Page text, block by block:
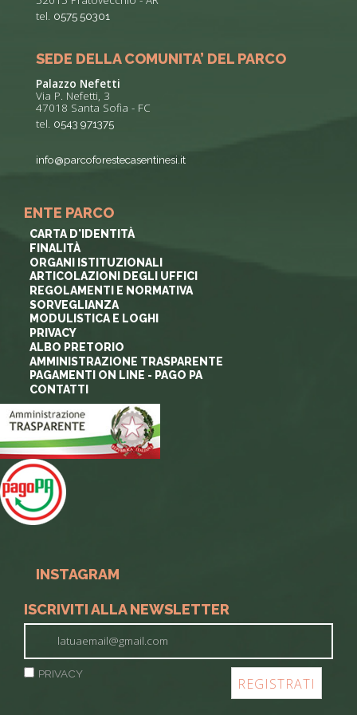
tel. 0575 50301
SEDE DELLA COMUNITA’ DEL PARCO
Palazzo Nefetti
Via P. Nefetti, 3
47018 Santa Sofia - FC
tel. 0543 971375
info@parcoforestecasentinesi.it
ENTE PARCO
CARTA D'IDENTITÀ
FINALITÀ
ORGANI ISTITUZIONALI
ARTICOLAZIONI DEGLI UFFICI
REGOLAMENTI E NORMATIVA
SORVEGLIANZA
MODULISTICA E LOGHI
PRIVACY
ALBO PRETORIO
AMMINISTRAZIONE TRASPARENTE
PAGAMENTI ON LINE - PAGO PA
CONTATTI
INSTAGRAM
ISCRIVITI ALLA NEWSLETTER
PRIVACY